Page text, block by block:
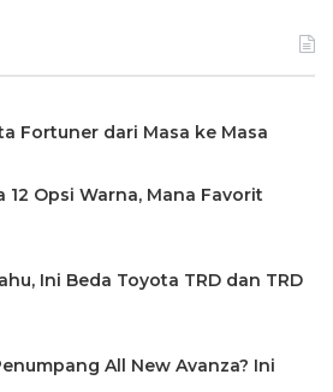
Fortuner dari Masa ke Masa
12 Opsi Warna, Mana Favorit
Ini Beda Toyota TRD dan TRD
All New Avanza? Ini